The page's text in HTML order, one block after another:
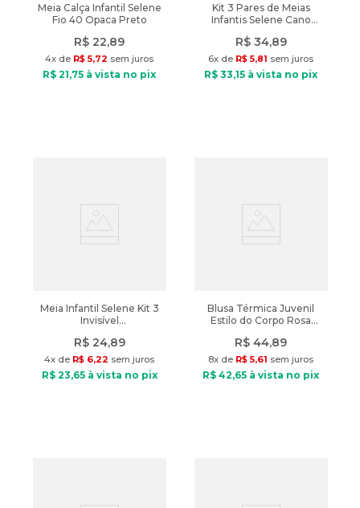
Meia Calça Infantil Selene
Fio 40 Opaca Preto
R$ 22,89
4x de R$ 5,72 sem juros
R$ 21,75 à vista no pix
Kit 3 Pares de Meias
Infantis Selene Cano
Branco/rosa/marinho
R$ 34,89
6x de R$ 5,81 sem juros
R$ 33,15 à vista no pix
Meia Infantil Selene Kit 3
Invisível
R$ 24,89
4x de R$ 6,22 sem juros
R$ 23,65à vista no pix
Blusa Térmica Juvenil
Estilo do Corpo Rosa
R$ 44,89
8x de R$ 5,61 sem juros
R$ 42,65 à vista no pix